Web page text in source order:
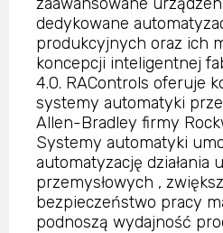
dedykowane
produkcyjnych oraz ich
koncepcji inteligentnej
4.0. RAControls oferuje
systemy automatyki
Allen-Bradley firmy
Systemy automatyki
automatyzację działania
przemysłowych ,
bezpieczeństwo pracy
podnoszą wydajność